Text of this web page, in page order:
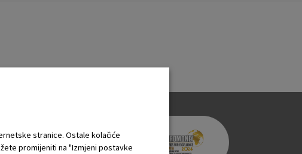
stranice. Ostale kolačiće
promijeniti na "Izmjeni postavke